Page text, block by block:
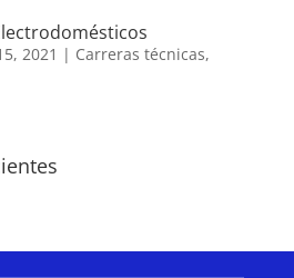
2021 | Carreras técnicas,